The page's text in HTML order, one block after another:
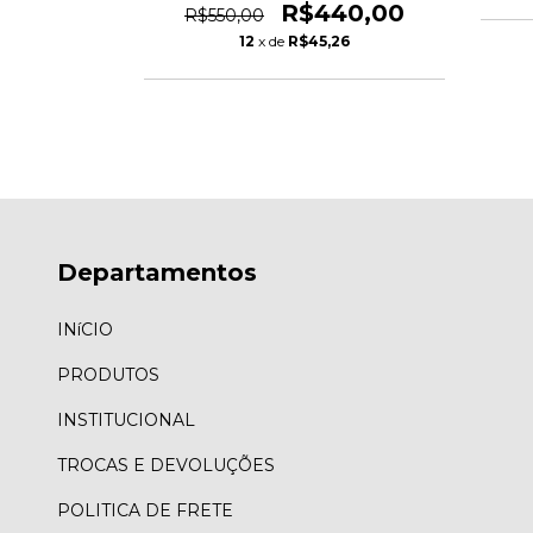
R$550,00 R$440,00
12 x de R$45,26
Departamentos
INíCIO
PRODUTOS
INSTITUCIONAL
TROCAS E DEVOLUÇÕES
POLITICA DE FRETE